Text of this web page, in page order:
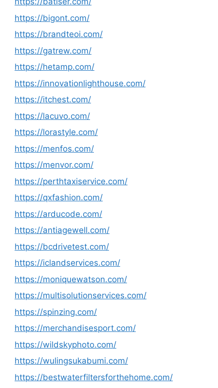
https://bigont.com/
https://brandteoi.com/
https://gatrew.com/
https://hetamp.com/
https://innovationlighthouse.com/
https://itchest.com/
https://lacuvo.com/
https://lorastyle.com/
https://menfos.com/
https://menvor.com/
https://perthtaxiservice.com/
https://qxfashion.com/
https://arducode.com/
https://antiagewell.com/
https://bcdrivetest.com/
https://iclandservices.com/
https://moniquewatson.com/
https://multisolutionservices.com/
https://spinzing.com/
https://merchandisesport.com/
https://wildskyphoto.com/
https://wulingsukabumi.com/
https://bestwaterfiltersforthehome.com/